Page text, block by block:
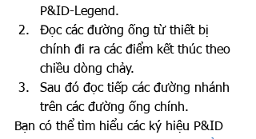
P&ID-Legend.
Đọc các đường ống từ thiết bị
chính đi ra các điểm kết thúc theo
chiều dòng chảy.
Sau đó đọc tiếp các đường nhánh
trên các đường ống chính.
Bạn có thể tìm hiểu các ký hiệu P&ID